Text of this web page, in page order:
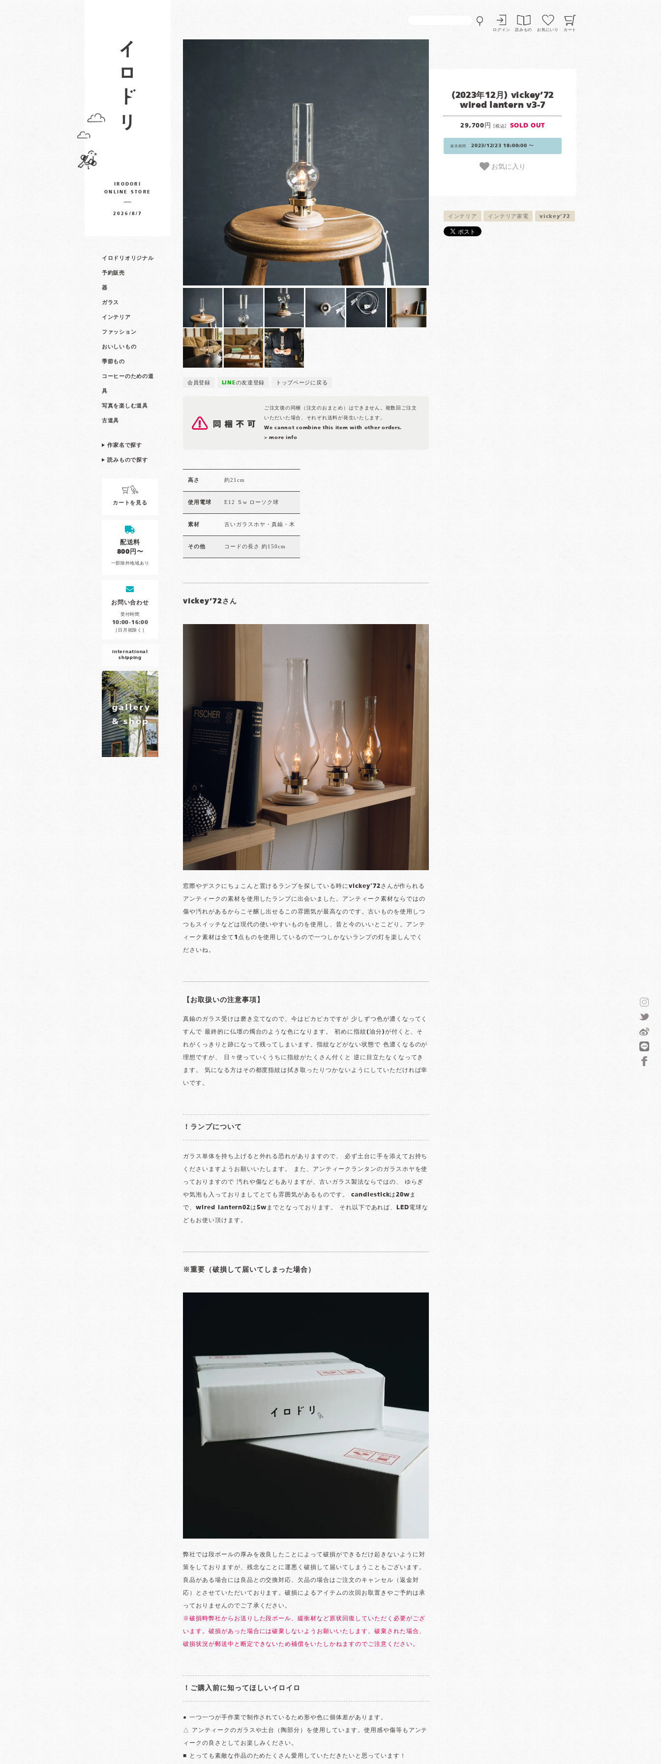
ログイン 読みもの お気にいり カート
IRODORI
ONLINE STORE
2026/8/7
イロドリオリジナル
予約販売
器
ガラス
インテリア
ファッション
おいしいもの
季節もの
コーヒーのための道
具
写真を楽しむ道具
古道具
作家名で探す
読みもので探す
カートを見る
配送料
800円〜
一部除外地域あり
お問い合わせ
受付時間
10:00-16:00
［日月祝除く］
international
shipping
会員登録 LINEの友達登録 トップページに戻る
ご注文後の同梱（注文のおまとめ）はできません。複数回ご注文
いただいた場合、それぞれ送料が発生いたします。
We cannot combine this item with other orders.
> more info
(2023年12月) vickey’72
wired lantern v3-7
29,700円[税込] SOLD OUT
販売期間 2023/12/23 18:00:00 〜
お気に入り
インテリア インテリア家電 vickey’72
高さ 約21cm
使用電球 E12 ５w ローソク球
素材 古いガラスホヤ・真鍮・木
その他 コードの長さ 約150cm
vickey’72さん
窓際やデスクにちょこんと置けるランプを探している時にvickey’72さんが作られる
アンティークの素材を使用したランプに出会いました。アンティーク素材ならではの
傷や汚れがあるからこそ醸し出せるこの雰囲気が最高なのです。古いものを使用しつ
つもスイッチなどは現代の使いやすいものを使用し、昔と今のいいとこどり。アンテ
ィーク素材は全て1点ものを使用しているので一つしかないランプの灯を楽しんでく
ださいね。
【お取扱いの注意事項】
真鍮のガラス受けは磨き立てなので、今はピカピカですが 少しずつ色が濃くなってく
すんで 最終的に仏壇の燭台のような色になります。 初めに指紋(油分)が付くと、そ
れがくっきりと跡になって残ってしまいます。指紋などがない状態で 色濃くなるのが
理想ですが、 日々使っていくうちに指紋がたくさん付くと 逆に目立たなくなってき
ます。 気になる方はその都度指紋は拭き取ったりつかないようにしていただければ幸
いです。
！ランプについて
ガラス単体を持ち上げると外れる恐れがありますので、 必ず土台に手を添えてお持ち
くださいますようお願いいたします。 また、アンティークランタンのガラスホヤを使
っておりますので 汚れや傷などもありますが、古いガラス製法ならではの、 ゆらぎ
や気泡も入っておりましてとても雰囲気があるものです。 candlestickは20wま
で、wired lantern02は5wまでとなっております。 それ以下であれば、LED電球な
どもお使い頂けます。
※重要（破損して届いてしまった場合）
弊社では段ボールの厚みを改良したことによって破損ができるだけ起きないように対
策をしておりますが、残念なことに運悪く破損して届いてしまうこともございます。
良品がある場合には良品との交換対応、欠品の場合はご注文のキャンセル（返金対
応）とさせていただいております。破損によるアイテムの次回お取置きやご予約は承
っておりませんのでご了承ください。
※破損時弊社からお送りした段ボール、緩衝材など原状回復していただく必要がござ
います。破損があった場合には破棄しないようお願いいたします。破棄された場合、
破損状況が郵送中と断定できないため補償をいたしかねますのでご注意ください。
！ご購入前に知ってほしいイロイロ
● 一つ一つが手作業で制作されているため形や色に個体差があります。
△ アンティークのガラスや土台（陶部分）を使用しています。使用感や傷等もアンテ
ィークの良さとしてお楽しみください。
■ とっても素敵な作品のためたくさん愛用していただきたいと思っています！